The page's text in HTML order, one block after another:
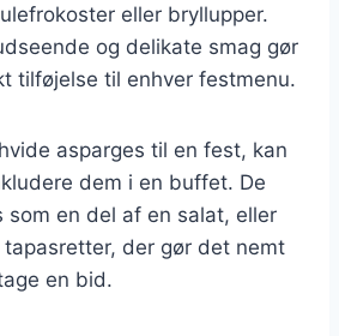
eller bryllupper.
og delikate smag gør
tilføjelse til enhver festmenu.
asparges til en fest, kan
dem i en buffet. De
en del af en salat, eller
der gør det nemt
en bid.